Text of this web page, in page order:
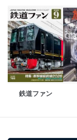
鉄道ファン